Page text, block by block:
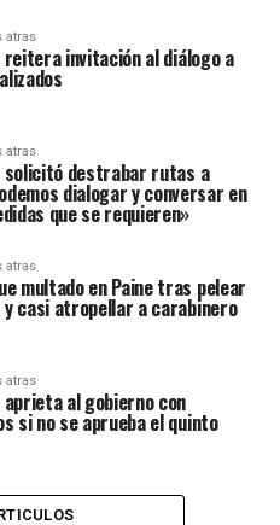
atras
invitación al diálogo a
atras
solicitó destrabar rutas a
dialogar y conversar en
que se requieren»
atras
multado en Paine tras pelear
y casi atropellar a carabinero
atras
al gobierno con
si no se aprueba el quinto